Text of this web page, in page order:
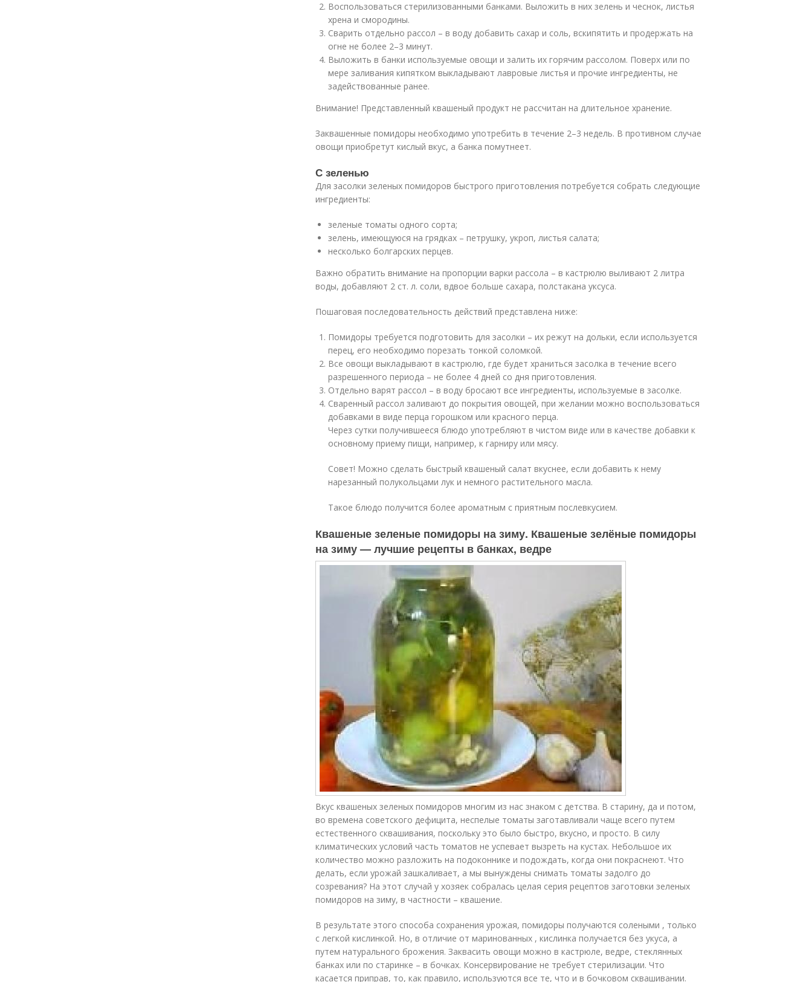
Воспользоваться стерилизованными банками. Выложить в них зелень и чеснок, листья
хрена и смородины.
Сварить отдельно рассол – в воду добавить сахар и соль, вскипятить и продержать на
огне не более 2–3 минут.
Выложить в банки используемые овощи и залить их горячим рассолом. Поверх или по
мере заливания кипятком выкладывают лавровые листья и прочие ингредиенты, не
задействованные ранее.
Внимание! Представленный квашеный продукт не рассчитан на длительное хранение.
Заквашенные помидоры необходимо употребить в течение 2–3 недель. В противном случае
овощи приобретут кислый вкус, а банка помутнеет.
С зеленью
Для засолки зеленых помидоров быстрого приготовления потребуется собрать следующие
ингредиенты:
зеленые томаты одного сорта;
зелень, имеющуюся на грядках – петрушку, укроп, листья салата;
несколько болгарских перцев.
Важно обратить внимание на пропорции варки рассола – в кастрюлю выливают 2 литра
воды, добавляют 2 ст. л. соли, вдвое больше сахара, полстакана уксуса.
Пошаговая последовательность действий представлена ниже:
Помидоры требуется подготовить для засолки – их режут на дольки, если используется
перец, его необходимо порезать тонкой соломкой.
Все овощи выкладывают в кастрюлю, где будет храниться засолка в течение всего
разрешенного периода – не более 4 дней со дня приготовления.
Отдельно варят рассол – в воду бросают все ингредиенты, используемые в засолке.
Сваренный рассол заливают до покрытия овощей, при желании можно воспользоваться
добавками в виде перца горошком или красного перца.
Через сутки получившееся блюдо употребляют в чистом виде или в качестве добавки к
основному приему пищи, например, к гарниру или мясу.
Совет! Можно сделать быстрый квашеный салат вкуснее, если добавить к нему
нарезанный полукольцами лук и немного растительного масла.
Такое блюдо получится более ароматным с приятным послевкусием.
Квашеные зеленые помидоры на зиму. Квашеные зелёные помидоры
на зиму — лучшие рецепты в банках, ведре
Вкус квашеных зеленых помидоров многим из нас знаком с детства. В старину, да и потом,
во времена советского дефицита, неспелые томаты заготавливали чаще всего путем
естественного сквашивания, поскольку это было быстро, вкусно, и просто. В силу
климатических условий часть томатов не успевает вызреть на кустах. Небольшое их
количество можно разложить на подоконнике и подождать, когда они покраснеют. Что
делать, если урожай зашкаливает, а мы вынуждены снимать томаты задолго до
созревания? На этот случай у хозяек собралась целая серия рецептов заготовки зеленых
помидоров на зиму, в частности – квашение.
В результате этого способа сохранения урожая, помидоры получаются солеными , только
с легкой кислинкой. Но, в отличие от маринованных , кислинка получается без укуса, а
путем натурального брожения. Заквасить овощи можно в кастрюле, ведре, стеклянных
банках или по старинке – в бочках. Консервирование не требует стерилизации. Что
касается приправ, то, как правило, используются все те, что и в бочковом сквашивании.